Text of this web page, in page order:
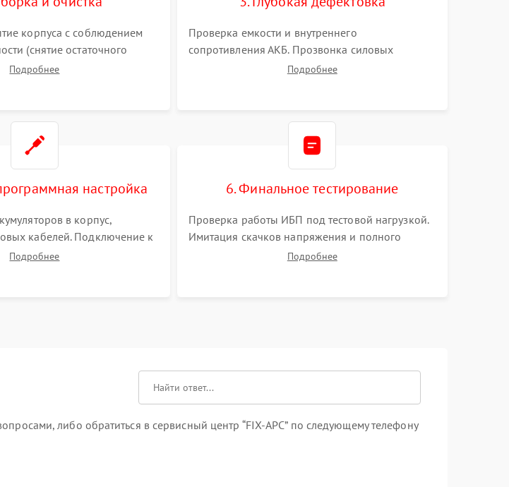
корпуса с соблюдением
(снятие остаточного
радиаторов и кулеров от
Подробнее
Проверка емкости и внутреннего
сопротивления АКБ. Прозвонка силовых
транзисторов инвертора, диодов, реле
Подробнее
настройка
в корпус,
кабелей. Подключение к
калибровки констант
Подробнее
6. Финальное тестирование
Проверка работы ИБП под тестовой нагрузкой.
Имитация скачков напряжения и полного
отключения сети. Контроль времени автономной
Подробнее
либо обратиться в сервисный центр “FIX-APC” по следующему телефону